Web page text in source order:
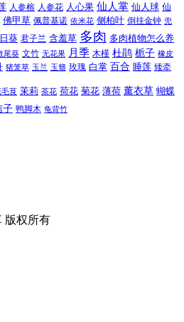
人参榕 人参花 人心果 仙人掌 仙人球 仙
佛甲草 佩普基诺 依米花 侧柏叶 倒挂金钟 兜
葵 君子兰 含羞草 多肉 多肉植物怎么养
尾葵 文竹 无花果 月季 木槿 杜鹃 栀子 橡皮
猪笼草 玉兰 玉簪 玫瑰 白掌 百合 睡莲 矮牵
毛茛 茉莉 茶花 荷花 菊花 薄荷 薰衣草 蝴蝶
子 鸭脚木 龟背竹
版权所有